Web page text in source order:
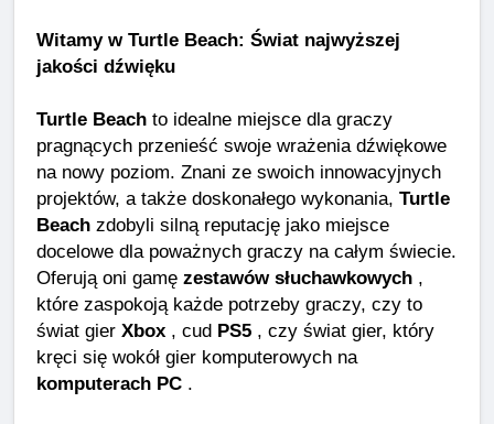
Witamy w Turtle Beach: Świat najwyższej
jakości dźwięku
Turtle Beach to idealne miejsce dla graczy
pragnących przenieść swoje wrażenia dźwiękowe
na nowy poziom. Znani ze swoich innowacyjnych
projektów, a także doskonałego wykonania, Turtle
Beach zdobyli silną reputację jako miejsce
docelowe dla poważnych graczy na całym świecie.
Oferują oni gamę zestawów słuchawkowych ,
które zaspokoją każde potrzeby graczy, czy to
świat gier Xbox , cud PS5 , czy świat gier, który
kręci się wokół gier komputerowych na
komputerach PC .